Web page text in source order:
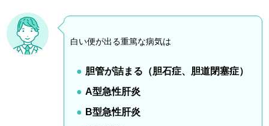
白い便が出る重篤な病気は
胆管が詰まる（胆石症、胆道閉塞症）
A型急性肝炎
B型急性肝炎